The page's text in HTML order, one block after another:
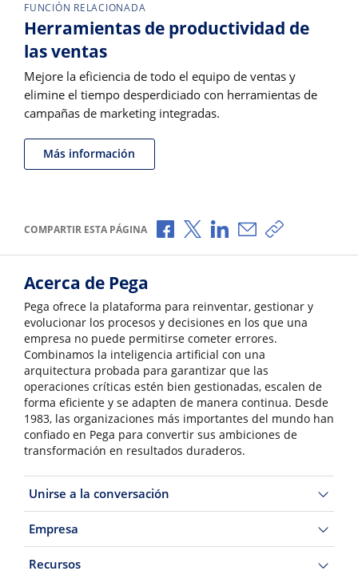
FUNCIÓN RELACIONADA
Herramientas de productividad de
las ventas
Mejore la eficiencia de todo el equipo de ventas y
elimine el tiempo desperdiciado con herramientas de
campañas de marketing integradas.
Más información
COMPARTIR ESTA PÁGINA Compartir a través de Facebook
Compartir a través de X
Compartir a través de
Compartir por
Copiar
Acerca de Pega
Pega ofrece la plataforma para reinventar, gestionar y
evolucionar los procesos y decisiones en los que una
empresa no puede permitirse cometer errores.
Combinamos la inteligencia artificial con una
arquitectura probada para garantizar que las
operaciones críticas estén bien gestionadas, escalen de
forma eficiente y se adapten de manera continua. Desde
1983, las organizaciones más importantes del mundo han
confiado en Pega para convertir sus ambiciones de
transformación en resultados duraderos.
Unirse a la conversación
Empresa
Recursos